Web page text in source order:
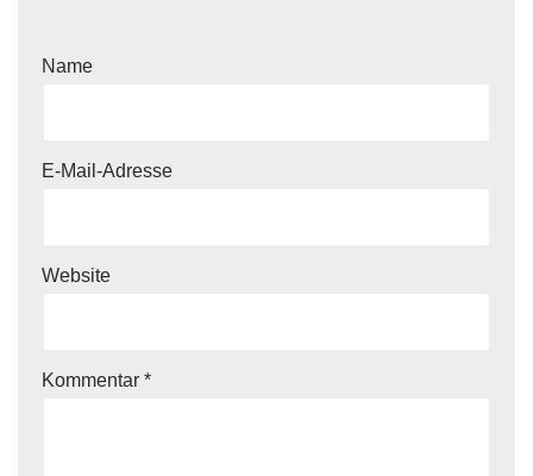
Name
E-Mail-Adresse
Website
Kommentar *